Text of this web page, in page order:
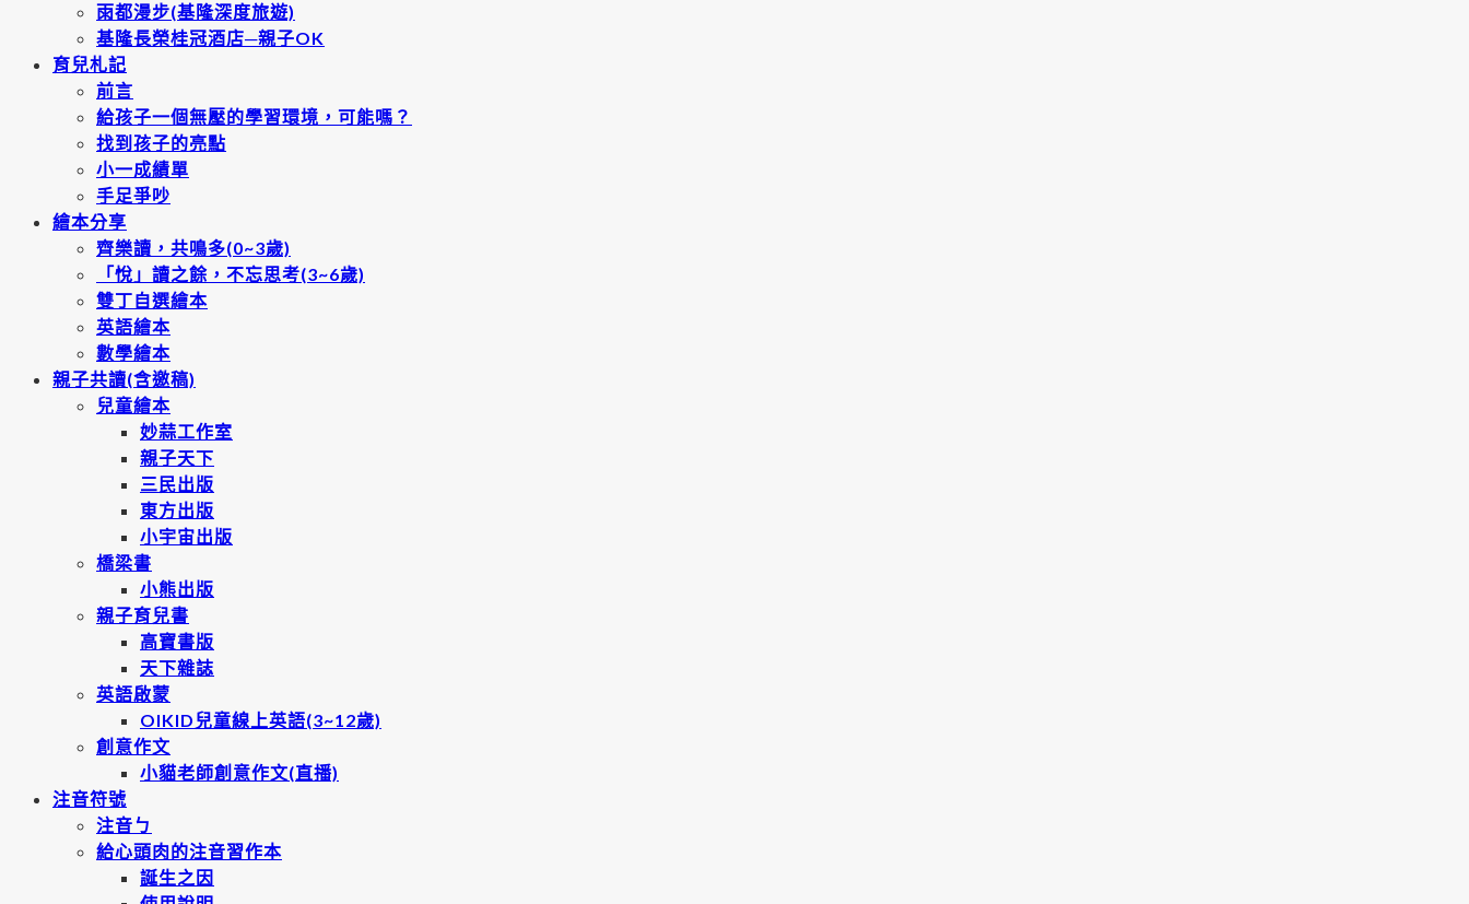
雨都漫步(基隆深度旅遊)
基隆長榮桂冠酒店─親子OK
育兒札記
前言
給孩子一個無壓的學習環境，可能嗎？
找到孩子的亮點
小一成績單
手足爭吵
繪本分享
齊樂讀，共鳴多(0~3歲)
「悅」讀之餘，不忘思考(3~6歲)
雙丁自選繪本
英語繪本
數學繪本
親子共讀(含邀稿)
兒童繪本
妙蒜工作室
親子天下
三民出版
東方出版
小宇宙出版
橋梁書
小熊出版
親子育兒書
高寶書版
天下雜誌
英語啟蒙
OIKID兒童線上英語(3~12歲)
創意作文
小貓老師創意作文(直播)
注音符號
注音ㄅ
給心頭肉的注音習作本
誕生之因